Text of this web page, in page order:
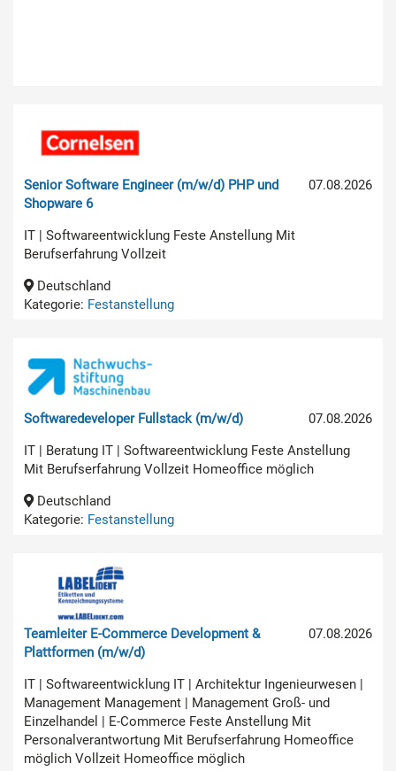
07.08.2026
Senior Software Engineer (m/w/d) PHP und
Shopware 6
IT | Softwareentwicklung Feste Anstellung Mit
Berufserfahrung Vollzeit
Deutschland
Kategorie: Festanstellung
07.08.2026
Softwaredeveloper Fullstack (m/w/d)
IT | Beratung IT | Softwareentwicklung Feste Anstellung
Mit Berufserfahrung Vollzeit Homeoffice möglich
Deutschland
Kategorie: Festanstellung
07.08.2026
Teamleiter E-Commerce Development &
Plattformen (m/w/d)
IT | Softwareentwicklung IT | Architektur Ingenieurwesen |
Management Management | Management Groß- und
Einzelhandel | E-Commerce Feste Anstellung Mit
Personalverantwortung Mit Berufserfahrung Homeoffice
möglich Vollzeit Homeoffice möglich